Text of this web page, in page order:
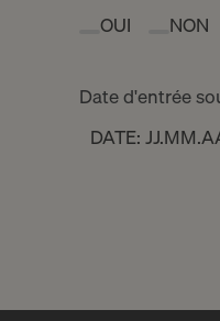
OUI
NON
Date d'entrée